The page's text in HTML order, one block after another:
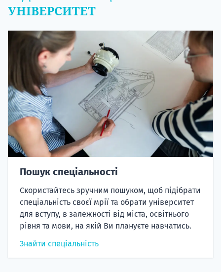
УНІВЕРСИТЕТ
Пошук спеціальності
Скористайтесь зручним пошуком, щоб підібрати
спеціальність своєї мрії та обрати університет
для вступу, в залежності від міста, освітнього
рівня та мови, на якій Ви плануєте навчатись.
Знайти спеціальність